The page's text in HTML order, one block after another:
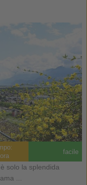
facile
solo la splendida
...